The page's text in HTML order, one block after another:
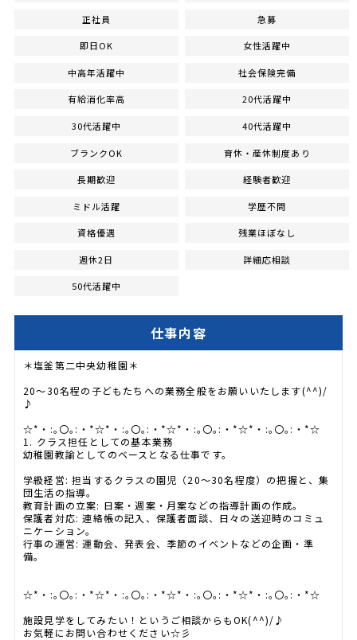
正社員 急募
即日OK 女性活躍中
中高年活躍中 社会保険完備
有給消化率高 20代活躍中
30代活躍中 40代活躍中
ブランクOK 育休・産休制度あり
長期歓迎 経験者歓迎
ミドル活躍 学歴不問
資格優遇 残業ほぼなし
週休2日 詳細応相談
50代活躍中
仕事内容
＊塩釜第二中央幼稚園＊
20～30名程の子どもたちへの業務全般をお願いいたします(^^)/
♪
☆*・:｡〇｡:・*☆*・:｡〇｡:・*☆*・:｡〇｡:・*☆*・:｡〇｡:・*☆
1. クラス担任としての基本業務
幼稚園教諭としてのベースとなる仕事です。
学級経営: 担当するクラスの園児（20〜30名程度）の把握と、集
団生活の指導。
教育計画の立案: 日案・週案・月案などの指導計画の作成。
保護者対応: 連絡帳の記入、保護者面談、日々の送迎時のコミュ
ニケーション。
行事の運営: 運動会、発表会、季節のイベントなどの企画・準
備。
☆*・:｡〇｡:・*☆*・:｡〇｡:・*☆*・:｡〇｡:・*☆*・:｡〇｡:・*☆
施設見学をしてみたい！というご相談からもOK(^^)/♪
お気軽にお問い合わせください☆彡